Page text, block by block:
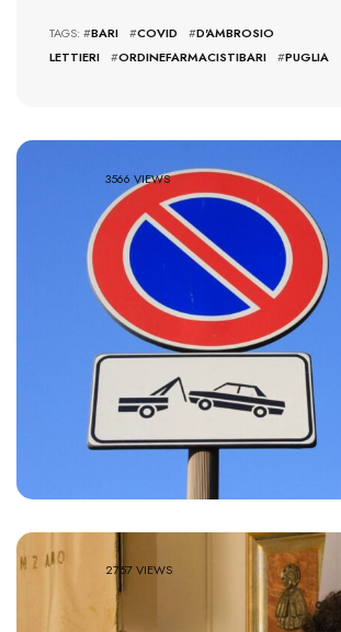
TAGS: #BARI #COVID #D'AMBROSIO
LETTIERI
#ORDINEFARMACISTIBARI #PUGLIA
3566 VIEWS
2757 VIEWS